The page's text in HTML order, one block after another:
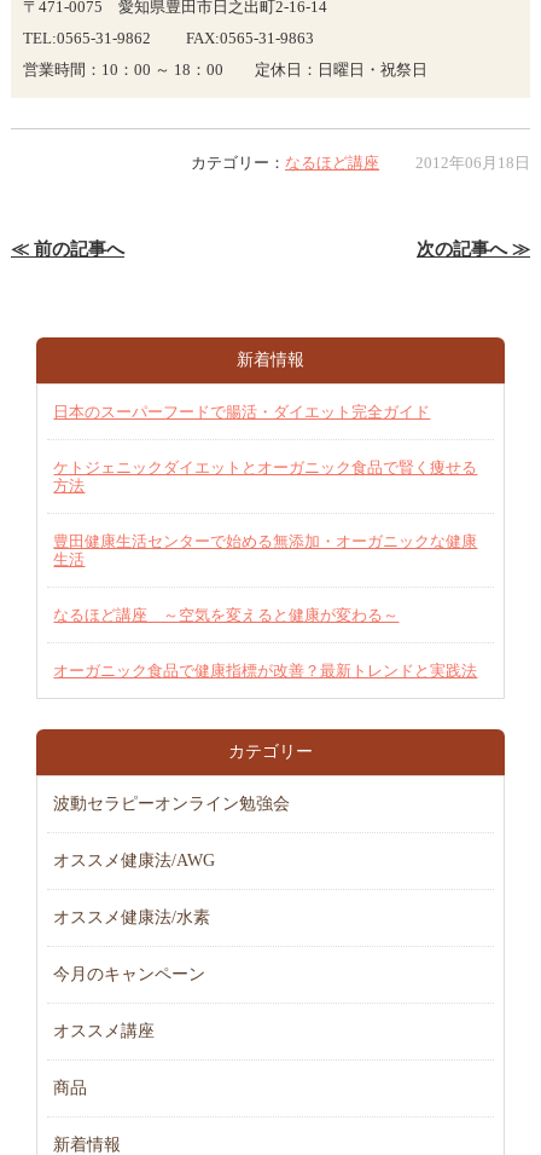
〒471-0075 愛知県豊田市日之出町2-16-14
TEL:0565-31-9862 FAX:0565-31-9863
営業時間：10：00 ～ 18：00 定休日：日曜日・祝祭日
カテゴリー： なるほど講座 2012年06月18日
≪ 前の記事へ 次の記事へ ≫
新着情報
日本のスーパーフードで腸活・ダイエット完全ガイド
ケトジェニックダイエットとオーガニック食品で賢く痩せる
方法
豊田健康生活センターで始める無添加・オーガニックな健康
生活
なるほど講座 ～空気を変えると健康が変わる～
オーガニック食品で健康指標が改善？最新トレンドと実践法
カテゴリー
波動セラピーオンライン勉強会
オススメ健康法/AWG
オススメ健康法/水素
今月のキャンペーン
オススメ講座
商品
新着情報